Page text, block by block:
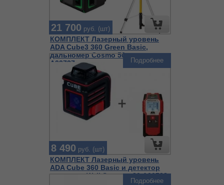
КОМПЛЕКТ Лазерный уровень
ADA Cube3 360 Green Basic,
дальномер Cosmo 50 и штатив
А00727
21 700 руб. (шт)
КОМПЛЕКТ Лазерный уровень
ADA Cube 360 Basic и детектор
проводки Wall Scanner 80 А00728
8 490 руб. (шт)
Подробнее
Подробнее